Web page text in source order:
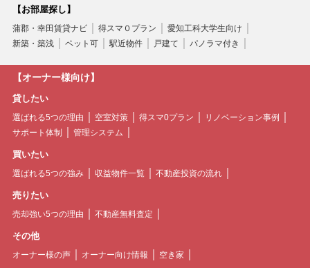
【お部屋探し】
蒲郡・幸田賃貸ナビ 得スマ０プラン
愛知工科大学生向け
新築・築浅
ペット可 駅近物件 戸建て パノラマ付き
【オーナー様向け】
貸したい
選ばれる5つの理由 空室対策 得スマ0プラン
リノベーション事例
サポート体制
管理システム
買いたい
選ばれる5つの強み 収益物件一覧 不動産投資の流れ
売りたい
売却強い5つの理由 不動産無料査定
その他
オーナー様の声 オーナー向け情報 空き家